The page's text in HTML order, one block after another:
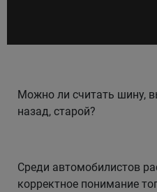
Можно ли считать шину,
назад, старой?
Среди автомобилистов
корректное понимание